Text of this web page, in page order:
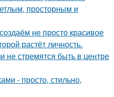
просторным и
не просто красивое
растёт личность.
не стремятся быть в центре
- просто, стильно,